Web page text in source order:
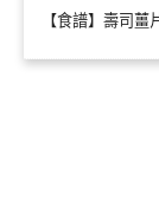
【食譜】壽司